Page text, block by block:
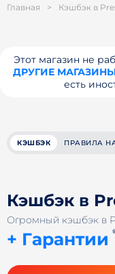
Главная > Кэшбэк в
Этот магазин не
ДРУГИЕ
есть
КЭШБЭК ПРАВИЛА
Кэшбэк в
Огромный кэшбэк в
+ Гарантии